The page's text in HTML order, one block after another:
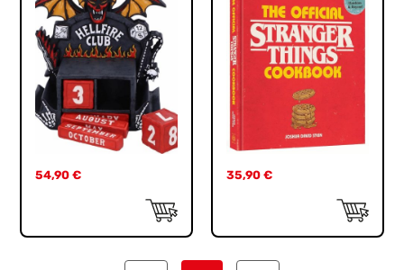
54,90€ 35,90 €